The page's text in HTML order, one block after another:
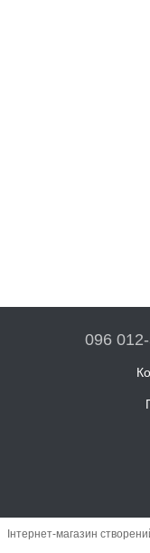
096
Інтернет-магазин